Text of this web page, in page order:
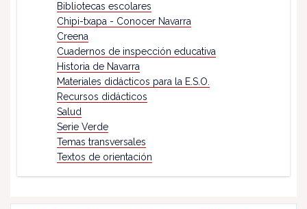
Bibliotecas escolares
Chipi-txapa - Conocer Navarra
Creena
Cuadernos de inspección educativa
Historia de Navarra
Materiales didácticos para la E.S.O.
Recursos didácticos
Salud
Serie Verde
Temas transversales
Textos de orientación